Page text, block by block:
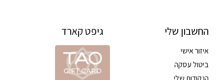
החשבון שלי
איזור אישי
ביטול עסקה
גיפט קארד